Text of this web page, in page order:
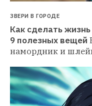
ЗВЕРИ В ГОРОДЕ
Как сделать
9 полезных вещей
намордник и